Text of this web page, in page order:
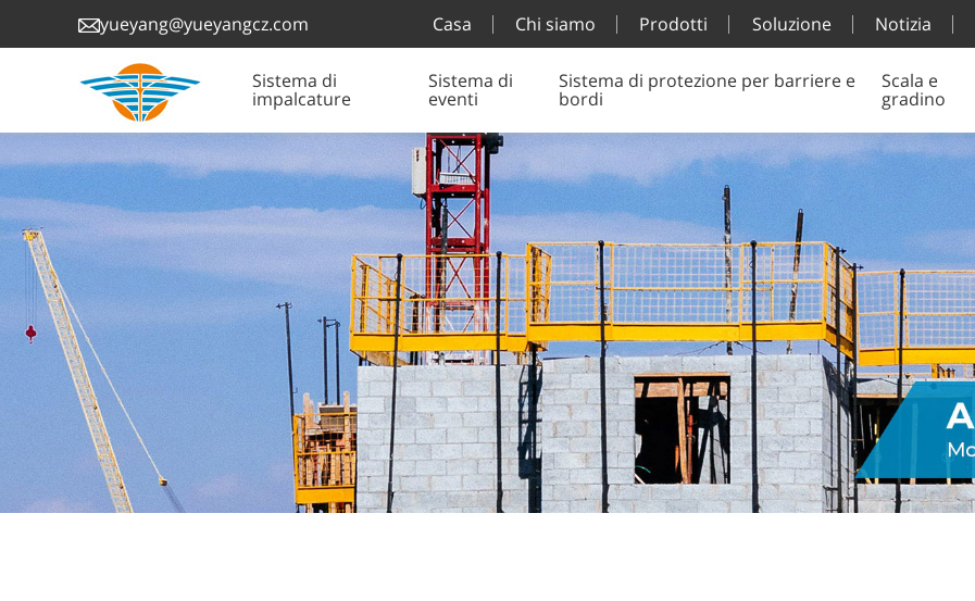
yueyang@yueyangcz.com Casa Chi siamo Prodotti Soluzione Notizia
Sistema di
impalcature
Sistema di
eventi
Sistema di protezione per barriere e
bordi
Scala e
gradino